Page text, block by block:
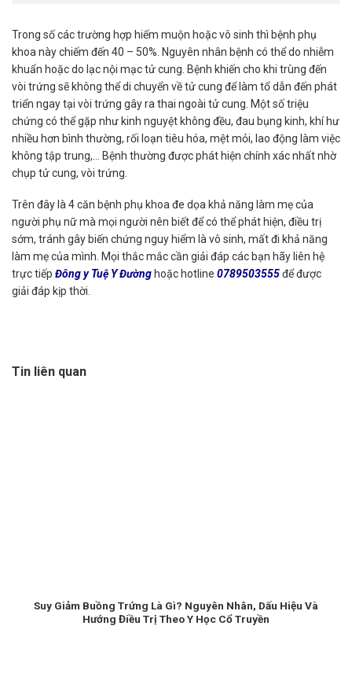
Trong số các trường hợp hiếm muộn hoặc vô sinh thì bệnh phụ
khoa này chiếm đến 40 – 50%. Nguyên nhân bệnh có thể do nhiễm
khuẩn hoặc do lạc nội mạc tử cung. Bệnh khiến cho khi trùng đến
vòi trứng sẽ không thể di chuyển về tử cung để làm tổ dẫn đến phát
triển ngay tại vòi trứng gây ra thai ngoài tử cung. Một số triệu
chứng có thể gặp như kinh nguyệt không đều, đau bụng kinh, khí hư
nhiều hơn bình thường, rối loạn tiêu hóa, mệt mỏi, lao động làm việc
không tập trung,… Bệnh thường được phát hiện chính xác nhất nhờ
chụp tử cung, vòi trứng.
Trên đây là 4 căn bệnh phụ khoa đe dọa khả năng làm mẹ của
người phụ nữ mà mọi người nên biết để có thể phát hiện, điều trị
sớm, tránh gây biến chứng nguy hiểm là vô sinh, mất đi khả năng
làm mẹ của mình. Mọi thắc mắc cần giải đáp các bạn hãy liên hệ
trực tiếp Đông y Tuệ Y Đường hoặc hotline 0789503555để được
giải đáp kịp thời.
Tin liên quan
Suy Giảm Buồng Trứng Là Gì? Nguyên Nhân, Dấu Hiệu Và
Hướng Điều Trị Theo Y Học Cổ Truyền